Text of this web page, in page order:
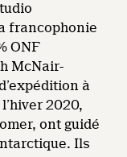
francophonie
ONF
McNair-
à
2020,
ont guidé
Ils